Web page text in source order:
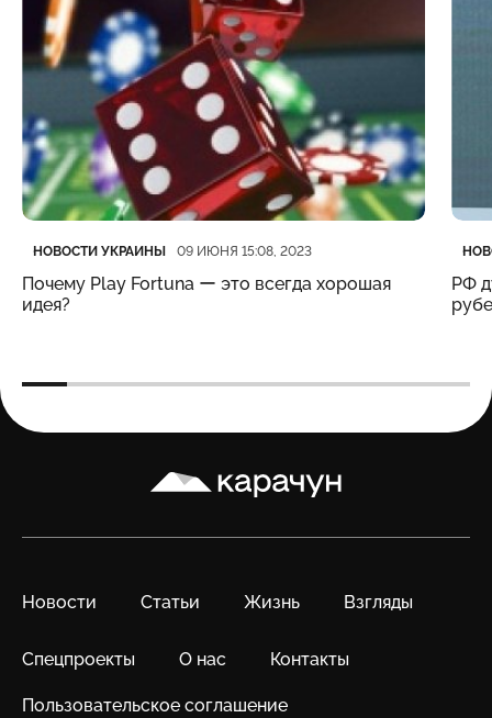
Категория
НОВОСТИ УКРАИНЫ
Дата публикации 09 ИЮНЯ 15:08, 2023
Почему Play Fortuna ー это всегда хорошая
идея?
РФ
Карачун
Новости Статьи Жизнь Взгляды
Спецпроекты О нас Контакты
Пользовательское соглашение